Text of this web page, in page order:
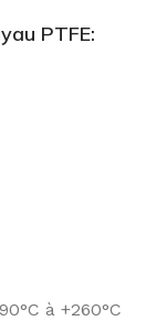
PTFE:
à +260°C